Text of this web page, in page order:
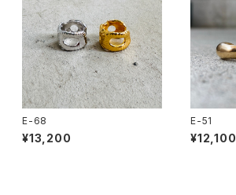
E-68
¥13,200
E-51
¥12,100